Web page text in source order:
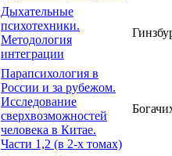
Дыхательные
психотехники.
Методология
интеграции
Парапсихология в
России и за рубежом.
Исследование
сверхвозможностей
человека в Китае.
Части 1,2 (в 2-х томах)